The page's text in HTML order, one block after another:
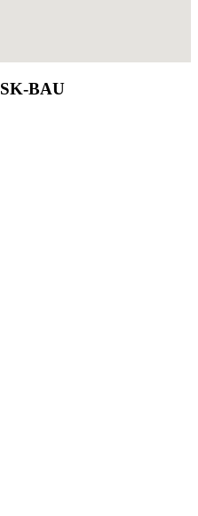
SK-BAU